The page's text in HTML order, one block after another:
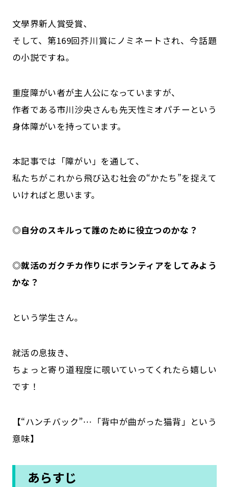
文學界新人賞受賞、
そして、第169回芥川賞にノミネートされ、今話題
の小説ですね。
重度障がい者が主人公になっていますが、
作者である市川沙央さんも先天性ミオパチーという
身体障がいを持っています。
本記事では「障がい」を通して、
私たちがこれから飛び込む社会の“かたち”を捉えて
いければと思います。
◎自分のスキルって誰のために役立つのかな？
◎就活のガクチカ作りにボランティアをしてみよう
かな？
という学生さん。
就活の息抜き、
ちょっと寄り道程度に覗いていってくれたら嬉しい
です！
【“ハンチバック”…「背中が曲がった猫背」という
意味】
あらすじ